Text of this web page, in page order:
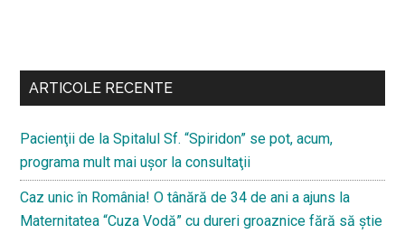
secundara
ARTICOLE RECENTE
Pacienţii de la Spitalul Sf. “Spiridon” se pot, acum,
programa mult mai uşor la consultaţii
Caz unic în România! O tânără de 34 de ani a ajuns la
Maternitatea “Cuza Vodă” cu dureri groaznice fără să ştie